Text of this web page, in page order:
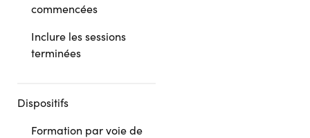
commencées
Inclure les sessions
terminées
Dispositifs
Formation par voie de